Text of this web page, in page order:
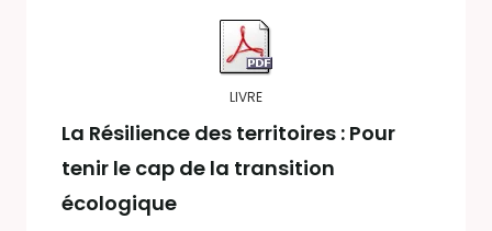
LIVRE
La Résilience des territoires : Pour
tenir le cap de la transition
écologique